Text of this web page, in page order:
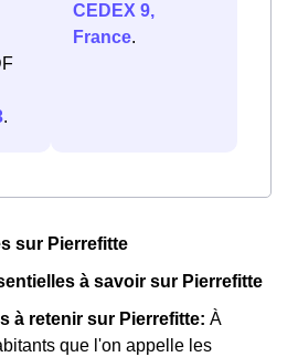
.
CEDEX 9,
France.
sur Pierrefitte
à savoir sur Pierrefitte
à retenir sur Pierrefitte: À
que l'on appelle les